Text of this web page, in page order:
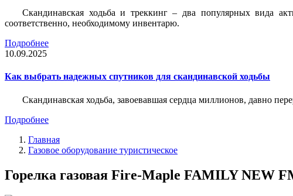
Скандинавская ходьба и треккинг – два популярных вида
соответственно, необходимому инвентарю.
Подробнее
10.09.2025
Как выбрать надежных спутников для скандинавской ходьбы
Скандинавская ходьба, завоевавшая сердца миллионов, давно
Подробнее
Главная
Газовое оборудование туристическое
Горелка газовая Fire-Maple FAMILY NEW